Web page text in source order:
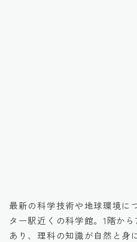
最新の科学技術や地球環境に
ター駅近くの科学館。1階か
あり、理科の知識が自然と身